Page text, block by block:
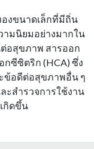
องขนาดเล็กที่มีถิ่น
ามนิยมอย่างมากใน
อสุขภาพ สารออก
ซีซิตริก (HCA) ซึ่ง
ข้อดีต่อสุขภาพอื่น ๆ
ะสํารวจการใช้งาน
กิดขึ้น